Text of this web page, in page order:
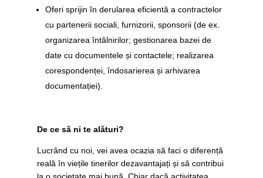
Oferi sprijin în derularea eficientă a contractelor
cu partenerii sociali, furnizorii, sponsorii (de ex.
organizarea întâlnirilor; gestionarea bazei de
date cu documentele și contactele; realizarea
corespondenței, îndosarierea și arhivarea
documentației).
De ce să ni te alături?
Lucrând cu noi, vei avea ocazia să faci o diferență
reală în viețile tinerilor dezavantajați și să contribui